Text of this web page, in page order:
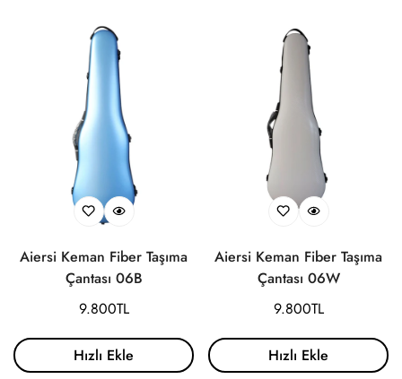
Aiersi Keman Fiber Taşıma
Çantası 06B
Normal
9.800TL
Hızlı Ekle
Aiersi Keman Fiber Taşıma
Çantası 06W
Normal
9.800TL
Hızlı Ekle